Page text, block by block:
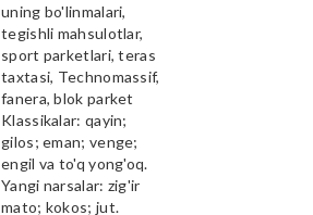
uning bo'linmalari,
tegishli mahsulotlar,
sport parketlari, teras
taxtasi, Technomassif,
fanera, blok parket
Klassikalar: qayin;
gilos; eman; venge;
engil va to'q yong'oq.
Yangi narsalar: zig'ir
mato; kokos; jut.